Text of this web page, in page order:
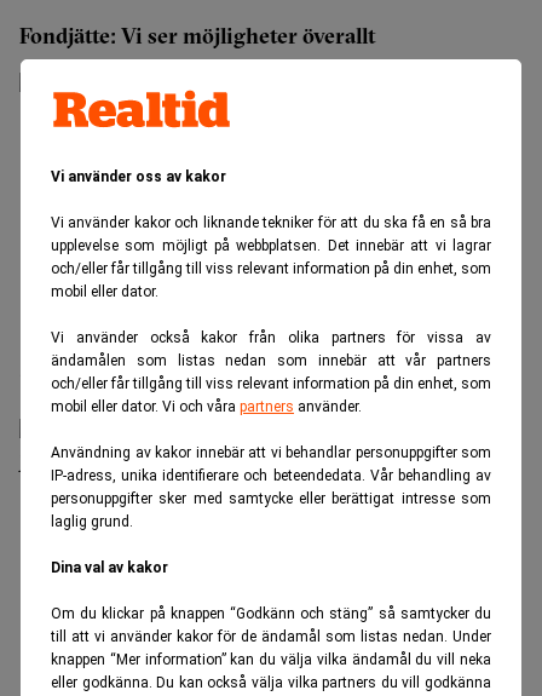
Vi använder oss av kakor
Vi använder kakor och liknande tekniker för att du ska få en så bra
upplevelse som möjligt på webbplatsen. Det innebär att vi lagrar
och/eller får tillgång till viss relevant information på din enhet, som
mobil eller dator.
Vi använder också kakor från olika partners för vissa av
ändamålen som listas nedan som innebär att vår partners
och/eller får tillgång till viss relevant information på din enhet, som
mobil eller dator. Vi och våra partners använder.
Användning av kakor innebär att vi behandlar personuppgifter som
IP-adress, unika identifierare och beteendedata. Vår behandling av
personuppgifter sker med samtycke eller berättigat intresse som
laglig grund.
Dina val av kakor
Om du klickar på knappen “Godkänn och stäng” så samtycker du
till att vi använder kakor för de ändamål som listas nedan. Under
knappen “Mer information” kan du välja vilka ändamål du vill neka
eller godkänna. Du kan också välja vilka partners du vill godkänna
Fondjätte: Vi ser möjligheter överallt
"Allt som möjliggör bättre kreditanalys är bra"